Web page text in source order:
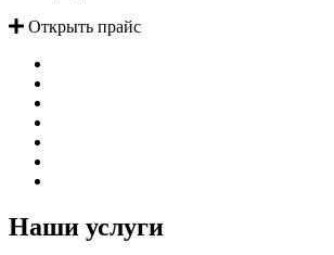
Открыть прайс
Наши услуги